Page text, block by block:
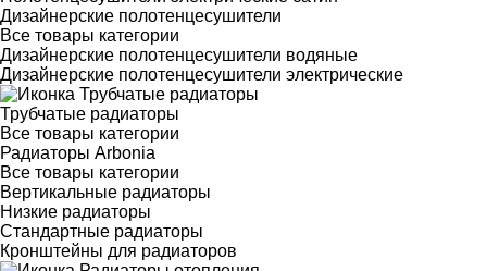
Дизайнерские полотенцесушители
Все товары категории
Дизайнерские полотенцесушители водяные
Дизайнерские полотенцесушители электрические
Трубчатые радиаторы
Все товары категории
Радиаторы Arbonia
Все товары категории
Вертикальные радиаторы
Низкие радиаторы
Стандартные радиаторы
Кронштейны для радиаторов